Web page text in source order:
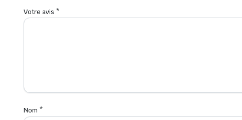
Votre avis *
Nom *